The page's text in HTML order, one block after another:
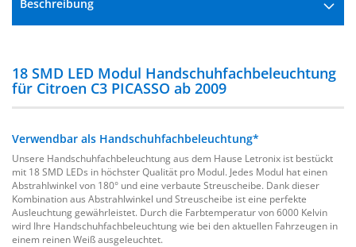
Beschreibung
18 SMD LED Modul Handschuhfachbeleuchtung
für Citroen C3 PICASSO ab 2009
Verwendbar als Handschuhfachbeleuchtung*
Unsere Handschuhfachbeleuchtung aus dem Hause Letronix ist bestückt
mit 18 SMD LEDs in höchster Qualität pro Modul. Jedes Modul hat einen
Abstrahlwinkel von 180° und eine verbaute Streuscheibe. Dank dieser
Kombination aus Abstrahlwinkel und Streuscheibe ist eine perfekte
Ausleuchtung gewährleistet. Durch die Farbtemperatur von 6000 Kelvin
wird Ihre Handschuhfachbeleuchtung wie bei den aktuellen Fahrzeugen in
einem reinen Weiß ausgeleuchtet.